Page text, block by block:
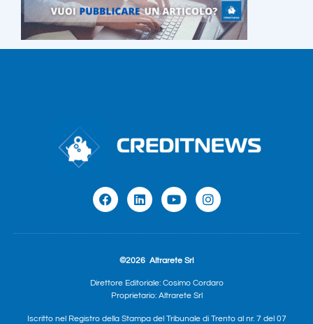
©2026 Altrarete Srl
Direttore Editoriale: Cosimo Cordaro
Proprietario: Altrarete Srl
Iscritto nel Registro della Stampa del Tribunale di Trento al nr. 7 del 07